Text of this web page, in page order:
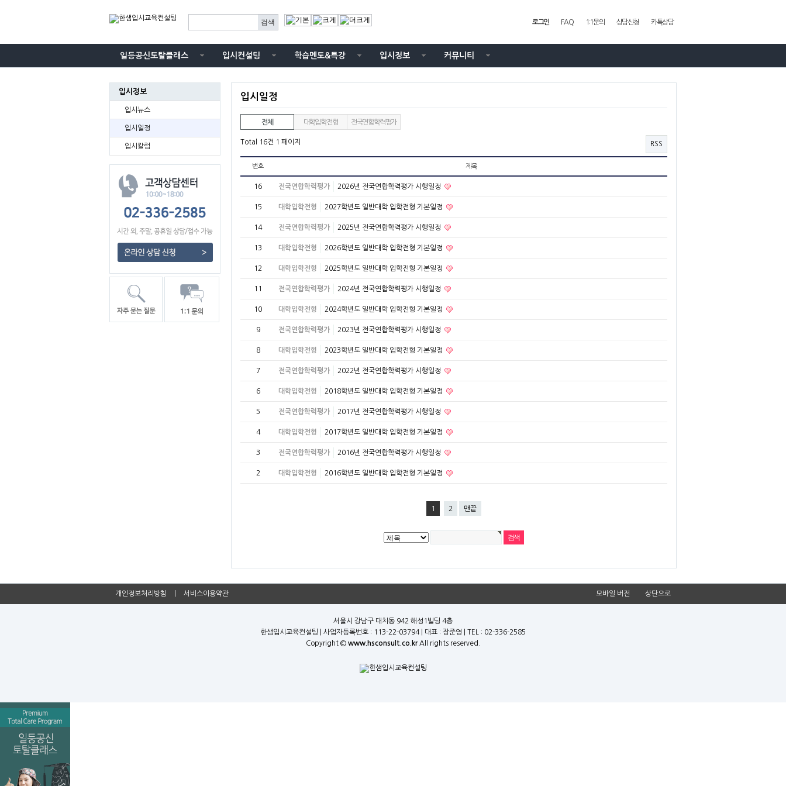
로그인 FAQ 1:1문의 상담신청 카톡상담
일등공신토탈클래스 입시컨설팅 학습멘토&특강 입시정보 커뮤니티
입시정보
입시뉴스
입시일정
입시칼럼
입시일정
전체 대학입학전형 전국연합학력평가
Total 16건 1 페이지 RSS
번호 제목
16 전국연합학력평가 2026년 전국연합학력평가 시행일정
15 대학입학전형 2027학년도 일반대학 입학전형 기본일정
14 전국연합학력평가 2025년 전국연합학력평가 시행일정
13 대학입학전형 2026학년도 일반대학 입학전형 기본일정
12 대학입학전형 2025학년도 일반대학 입학전형 기본일정
11 전국연합학력평가 2024년 전국연합학력평가 시행일정
10 대학입학전형 2024학년도 일반대학 입학전형 기본일정
9 전국연합학력평가 2023년 전국연합학력평가 시행일정
8 대학입학전형 2023학년도 일반대학 입학전형 기본일정
7 전국연합학력평가 2022년 전국연합학력평가 시행일정
6 대학입학전형 2018학년도 일반대학 입학전형 기본일정
5 전국연합학력평가 2017년 전국연합학력평가 시행일정
4 대학입학전형 2017학년도 일반대학 입학전형 기본일정
3 전국연합학력평가 2016년 전국연합학력평가 시행일정
2 대학입학전형 2016학년도 일반대학 입학전형 기본일정
1 2 맨끝
개인정보처리방침 서비스이용약관 상단으로
모바일 버전
서울시 강남구 대치동 942 해성1빌딩 4층
한샘입시교육컨설팅 | 사업자등록번호 : 113-22-03794 | 대표 : 장준영 | TEL : 02-336-2585
Copyright © www.hsconsult.co.krAll rights reserved.